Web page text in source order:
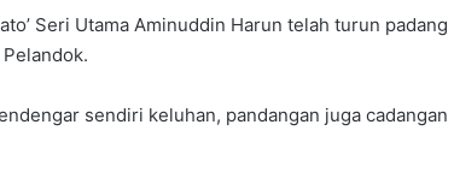
Seri Utama Aminuddin Harun telah turun padang
sendiri keluhan, pandangan juga cadangan